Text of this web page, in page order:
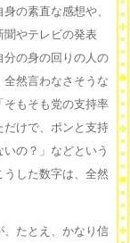
の素直な感想や、
聞やテレビの発表
分の身の回りの人の
然言わなさそうな
そもそも党の支持率
だけで、ポンと支持
の？」などという
した数字は、全然
たとえ、かなり信